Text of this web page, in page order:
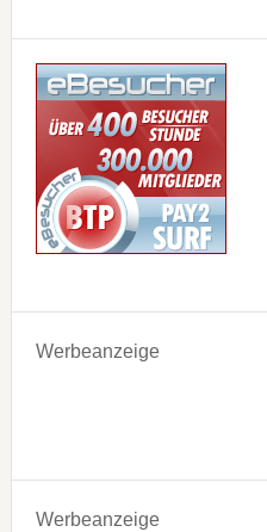
Werbeanzeige
Werbeanzeige